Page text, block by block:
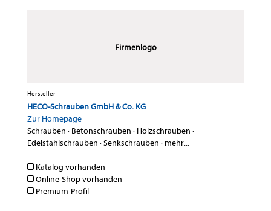
Firmenlogo
Hersteller
HECO-Schrauben GmbH & Co. KG
Zur Homepage
Schrauben · Betonschrauben · Holzschrauben ·
Edelstahlschrauben ·Senkschrauben · mehr...
Katalog vorhanden
Online-Shop vorhanden
Premium-Profil